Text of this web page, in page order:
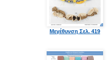
Μεγέθυνση Σελ. 419